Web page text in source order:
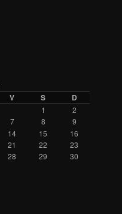
V S D
1
2
7 8
9
14 15
16
21 22
23
28 29
30